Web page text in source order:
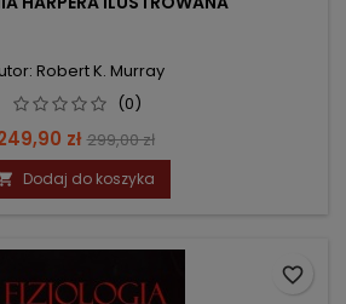
Robert K. Murray
(0)
zł Cena
podstawowa
299,00 zł
Dodaj do koszyka
favorite_border